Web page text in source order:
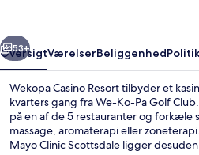
Næste
53+
OversigtVærelserBeliggenhed
Wekopa Casino Resort tilbyder et
kvarters gang fra We-Ko-Pa Golf
på en af de 5 restauranter og forkæle
massage, aromaterapi eller
Mayo Clinic Scottsdale ligger